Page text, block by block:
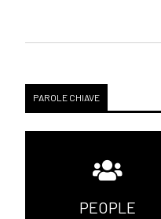
PAROLE CHIAVE
PEOPLE